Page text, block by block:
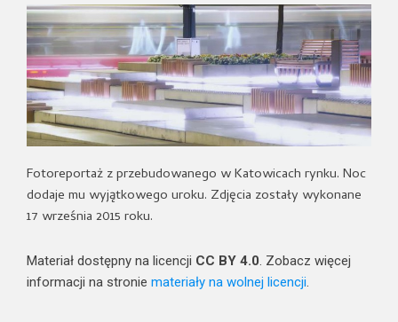
Fotoreportaż z przebudowanego w Katowicach rynku. Noc
dodaje mu wyjątkowego uroku. Zdjęcia zostały wykonane
17 września 2015 roku.
Materiał dostępny na licencji CC BY 4.0. Zobacz więcej
informacji na stronie materiały na wolnej licencji.